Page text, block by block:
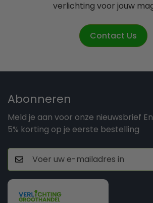
verlichting voor jouw
Contact Us
Abonneren
Meld je aan voor onze nieuwsbrief
5% korting op je eerste bestelling